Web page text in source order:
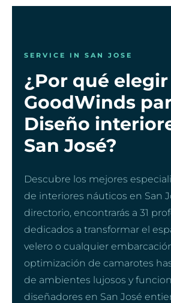
SERVICE IN SAN JOSE
¿Por qué elegir
GoodWinds
Diseño
San José?
Descubre los mejores
de interiores náuticos en San
directorio, encontrarás a 31
dedicados a transformar el
velero o cualquier
optimización de camarotes
de ambientes lujosos y
diseñadores en San José